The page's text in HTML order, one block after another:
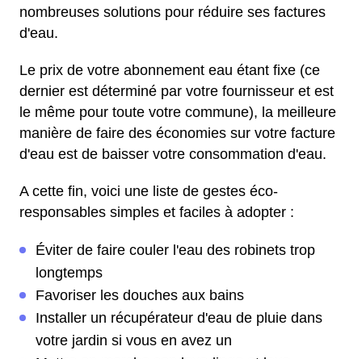
nombreuses solutions pour réduire ses factures
d'eau.
Le prix de votre abonnement eau étant fixe (ce
dernier est déterminé par votre fournisseur et est
le même pour toute votre commune), la meilleure
manière de faire des économies sur votre facture
d'eau est de baisser votre consommation d'eau.
A cette fin, voici une liste de gestes éco-
responsables simples et faciles à adopter :
Éviter de faire couler l'eau des robinets trop
longtemps
Favoriser les douches aux bains
Installer un récupérateur d'eau de pluie dans
votre jardin si vous en avez un